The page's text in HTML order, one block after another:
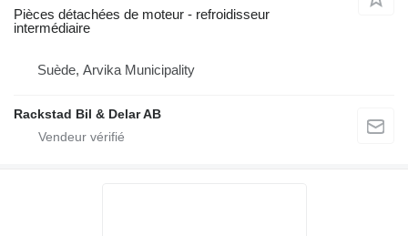
Pièces détachées de moteur - refroidisseur
intermédiaire
Suède, Arvika Municipality
Rackstad Bil & Delar AB